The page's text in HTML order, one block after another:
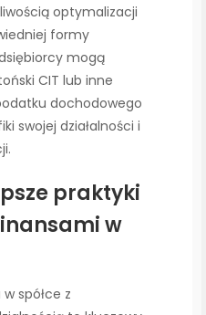
optymalizacji
formy
mogą
CIT lub inne
dochodowego
swojej działalności i
praktyki
w
spółce z